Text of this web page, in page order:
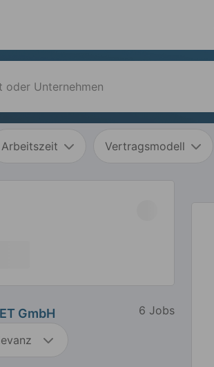
Arbeitszeit Vertragsmodell
GmbH 6 Jobs